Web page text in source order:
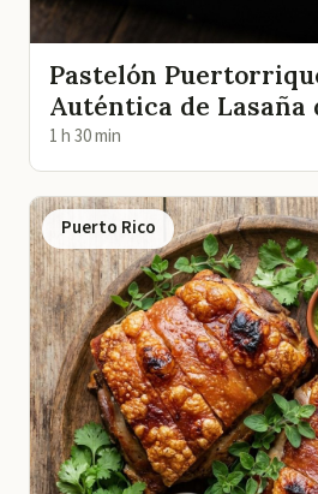
Pastelón
Auténtica de Lasaña
1 h 30 min
Puerto Rico